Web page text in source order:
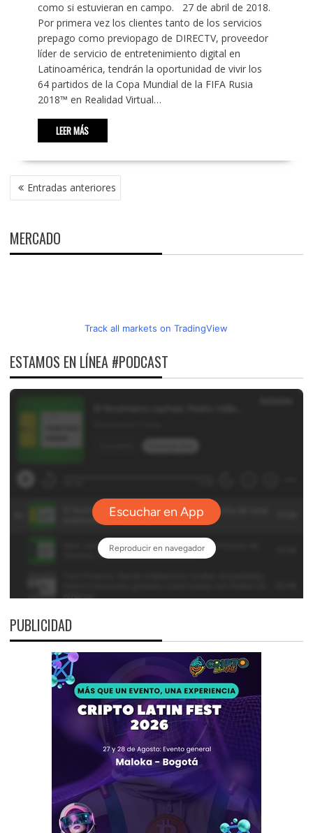
como si estuvieran en campo. 27 de abril de 2018.
Por primera vez los clientes tanto de los servicios
prepago como previopago de DIRECTV, proveedor
líder de servicio de entretenimiento digital en
Latinoamérica, tendrán la oportunidad de vivir los
64 partidos de la Copa Mundial de la FIFA Rusia
2018™ en Realidad Virtual…
LEER MÁS
NAVEGACIÓN
DE Entradas anteriores
MERCADO
Track all markets on TradingView
ESTAMOS EN LÍNEA #PODCAST
PUBLICIDAD